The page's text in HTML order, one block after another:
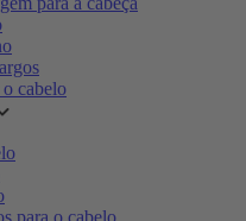
o cabelo
para o cabelo